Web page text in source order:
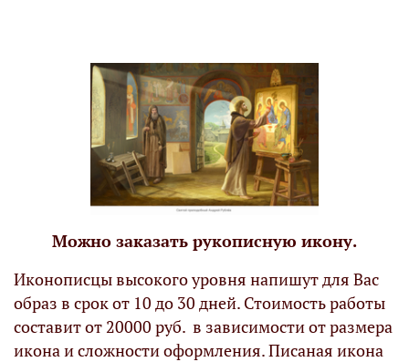
Можно заказать рукописную икону.
Иконописцы высокого уровня напишут для Вас
образ в срок от 10 до 30 дней. Стоимость работы
составит от 20000 руб. в зависимости от размера
икона и сложности оформления. Писаная икона